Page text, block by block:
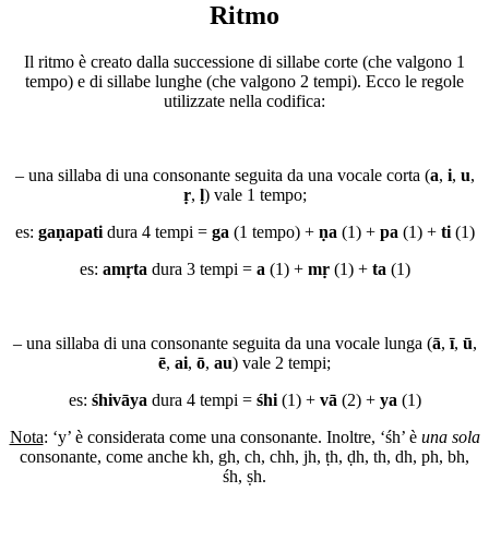
Ritmo
Il ritmo è creato dalla successione di sillabe corte (che valgono 1
tempo) e di sillabe lunghe (che valgono 2 tempi). Ecco le regole
utilizzate nella codifica:
– una sillaba di una consonante seguita da una vocale corta (a, i, u,
ṛ, ḷ) vale 1 tempo;
es: gaṇapatidura 4 tempi = ga (1 tempo) + ṇa (1) + pa (1) + ti(1)
es: amṛta dura 3 tempi = a (1) + mṛ(1) + ta (1)
– una sillaba di una consonante seguita da una vocale lunga (ā,ī, ū,
ē, ai, ō, au) vale 2 tempi;
es: śhivāya dura 4 tempi = śhi(1) + vā (2) + ya (1)
Nota: ‘y’ è considerata come una consonante. Inoltre, ‘śh’ è una sola
consonante, come anche kh, gh, ch, chh, jh, ṭh, ḍh, th, dh, ph, bh,
śh, ṣh.